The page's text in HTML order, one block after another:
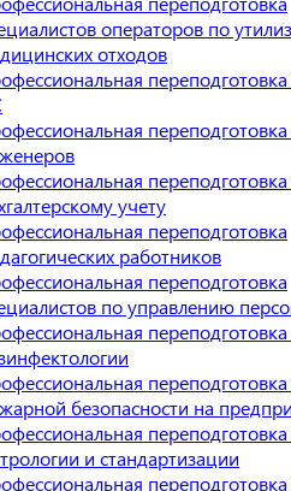
операторов по
отходов
учету
переподготовка
работников
переподготовка
по управлению
безопасности на
и стандартизации